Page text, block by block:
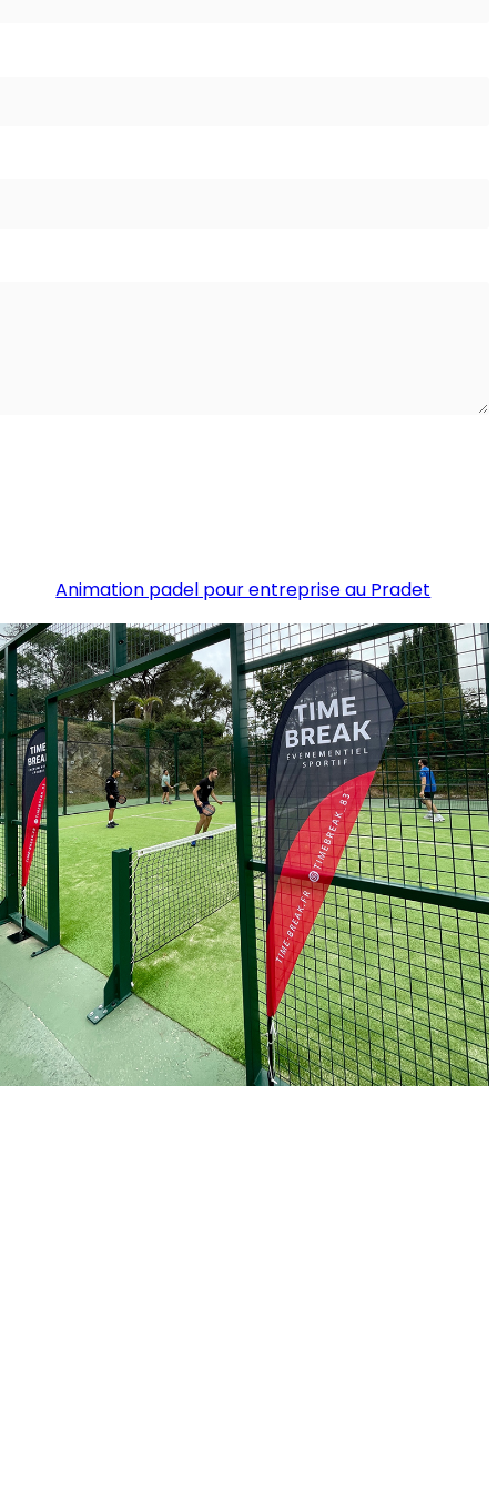
Animation padel pour entreprise au Pradet